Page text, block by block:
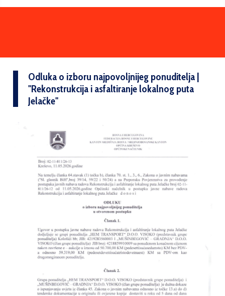
Odluka o izboru najpovoljnijeg ponuditelja |
''Rekonstrukcija i asfaltiranje lokalnog puta
Jelačke''